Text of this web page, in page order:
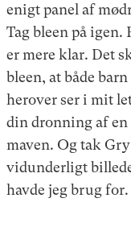
enigt panel af
Tag bleen på igen.
er mere klar. Det
bleen, at både
herover ser i mit
din dronning af en
maven. Og tak
vidunderligt
havde jeg brug for.